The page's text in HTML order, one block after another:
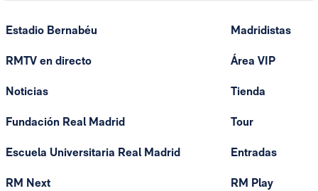
Estadio Bernabéu
RMTV en directo
Noticias
Fundación Real Madrid
Escuela Universitaria Real Madrid
RM Next
Madridistas
Área VIP
Tienda
Tour
Entradas
RM Play